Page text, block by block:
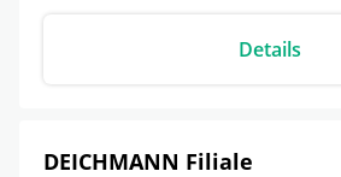
Details
DEICHMANN Filiale